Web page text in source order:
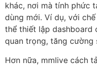
khác, nơi mà tính phức
dùng mới. Ví dụ, với
thể thiết lập dashboard
quan trọng, tăng cường
Hơn nữa, mmlive cách